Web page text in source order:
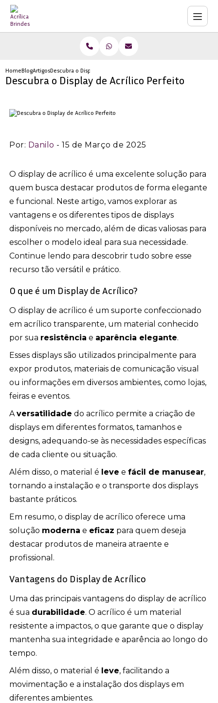
HomeBlogArtigosDescubra o Display de Acrílico Perfeito
Descubra o Display de Acrílico Perfeito
Por: Danilo - 15 de Março de 2025
O display de acrílico é uma excelente solução para
quem busca destacar produtos de forma elegante
e funcional. Neste artigo, vamos explorar as
vantagens e os diferentes tipos de displays
disponíveis no mercado, além de dicas valiosas para
escolher o modelo ideal para sua necessidade.
Continue lendo para descobrir tudo sobre esse
recurso tão versátil e prático.
O que é um Display de Acrílico?
O display de acrílico é um suporte confeccionado
em acrílico transparente, um material conhecido
por sua resistência e aparência elegante.
Esses displays são utilizados principalmente para
expor produtos, materiais de comunicação visual
ou informações em diversos ambientes, como lojas,
feiras e eventos.
Aversatilidade do acrílico permite a criação de
displays em diferentes formatos, tamanhos e
designs, adequando-se às necessidades específicas
de cada cliente ou situação.
Além disso, o material é leve efácil de manusear,
tornando a instalação e o transporte dos displays
bastante práticos.
Em resumo, o display de acrílico oferece uma
solução moderna e eficaz para quem deseja
destacar produtos de maneira atraente e
profissional.
Vantagens do Display de Acrílico
Uma das principais vantagens do display de acrílico
é sua durabilidade. O acrílico é um material
resistente a impactos, o que garante que o display
mantenha sua integridade e aparência ao longo do
tempo.
Além disso, o material é leve, facilitando a
movimentação e a instalação dos displays em
diferentes ambientes.